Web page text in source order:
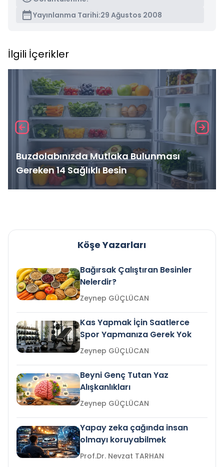
Yayınlanma Tarihi:29 Ağustos 2008
İlgili İçerikler
Buzdolabınızda Mutlaka Bulunması
Gereken 14 Sağlıklı Besin
Köşe Yazarları
Bağırsak Çalıştıran Besinler
Nelerdir?
Zeynep GÜÇLÜCAN
Kas Yapmak İçin Saatlerce
Spor Yapmanıza Gerek Yok
Zeynep GÜÇLÜCAN
Beyni Genç Tutan Yaz
Alışkanlıkları
Zeynep GÜÇLÜCAN
Yapay zeka çağında insan
olmayı koruyabilmek
Prof.Dr. Nevzat TARHAN